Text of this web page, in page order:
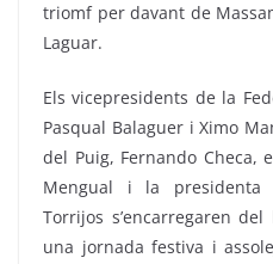
triomf per davant de
Laguar.
Els vicepresidents de la
Pasqual Balaguer i Ximo
del Puig, Fernando Checa,
Mengual i la presidenta
Torrijos s’encarregaren
una jornada festiva i